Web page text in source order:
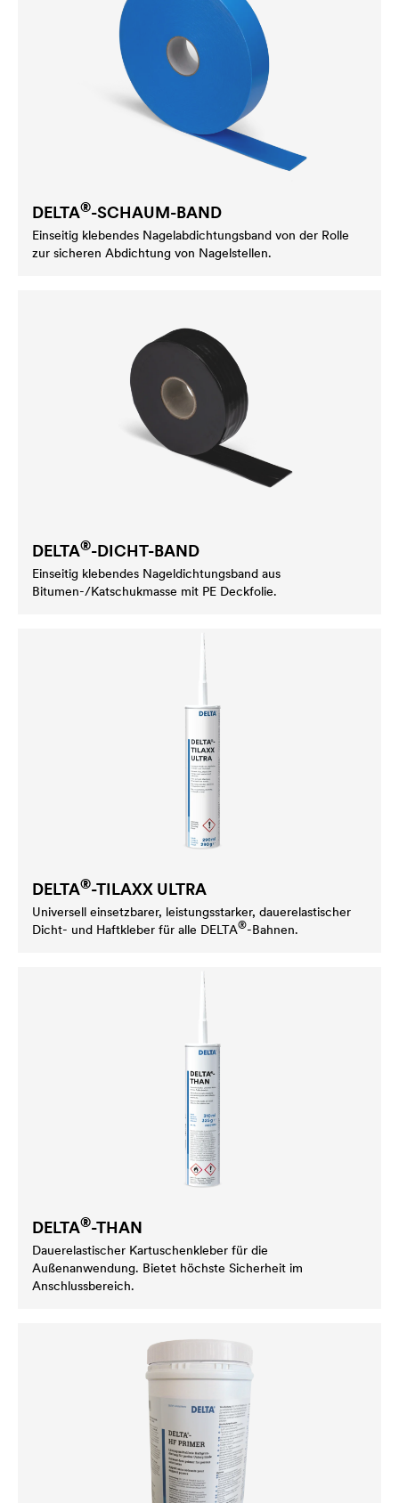
DELTA®-SCHAUM-BAND
Einseitig klebendes Nagelabdichtungsband von der Rolle
zur sicheren Abdichtung von Nagelstellen.
DELTA®-DICHT-BAND
Einseitig klebendes Nageldichtungsband aus
Bitumen-/Katschukmasse mit PE Deckfolie.
DELTA®-TILAXX ULTRA
Universell einsetzbarer, leistungsstarker, dauerelastischer
Dicht- und Haftkleber für alle DELTA®-Bahnen.
DELTA®-THAN
Dauerelastischer Kartuschen­kleber für die
Außenanwendung. Bietet höchste Sicherheit im
Anschlussbereich.